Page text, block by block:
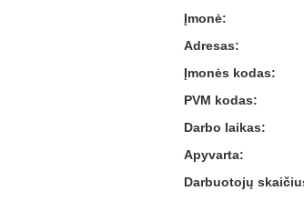
Įmonė:
Adresas:
Įmonės kodas:
PVM kodas:
Darbo laikas:
Apyvarta:
Darbuotojų